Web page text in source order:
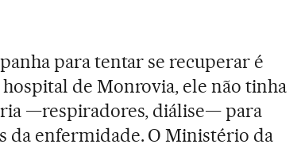
para tentar se recuperar é
de Monrovia, ele não tinha
—respiradores, diálise— para
da enfermidade. O Ministério da